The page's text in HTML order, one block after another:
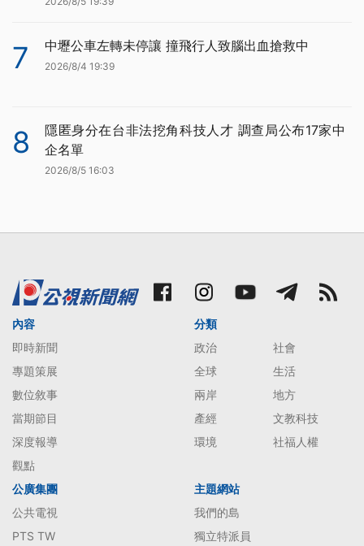
7 中壢公車左轉未停讓 撞飛行人致腦出血搶救中
2026/8/4 19:39
8
隱匿身分在台非法挖角科技人才 調查局公布17家中
企名單
2026/8/5 16:03
內容
即時新聞
專題策展
數位敘事
當期節目
深度報導
觀點
分類
政治
社會
全球
生活
兩岸
地方
產經
文教科技
環境
社福人權
公廣集團
公共電視
PTS TW
主題網站
我們的島
獨立特派員